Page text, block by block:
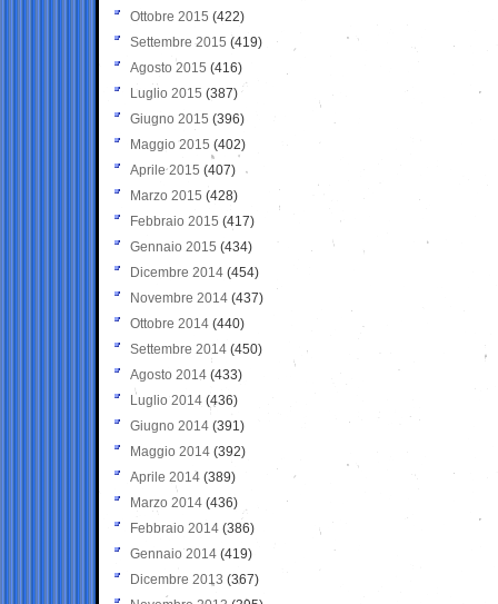
Ottobre 2015 (422)
Settembre 2015 (419)
Agosto 2015 (416)
Luglio 2015 (387)
Giugno 2015 (396)
Maggio 2015 (402)
Aprile 2015 (407)
Marzo 2015 (428)
Febbraio 2015 (417)
Gennaio 2015 (434)
Dicembre 2014 (454)
Novembre 2014 (437)
Ottobre 2014 (440)
Settembre 2014 (450)
Agosto 2014 (433)
Luglio 2014 (436)
Giugno 2014 (391)
Maggio 2014 (392)
Aprile 2014 (389)
Marzo 2014 (436)
Febbraio 2014 (386)
Gennaio 2014 (419)
Dicembre 2013 (367)